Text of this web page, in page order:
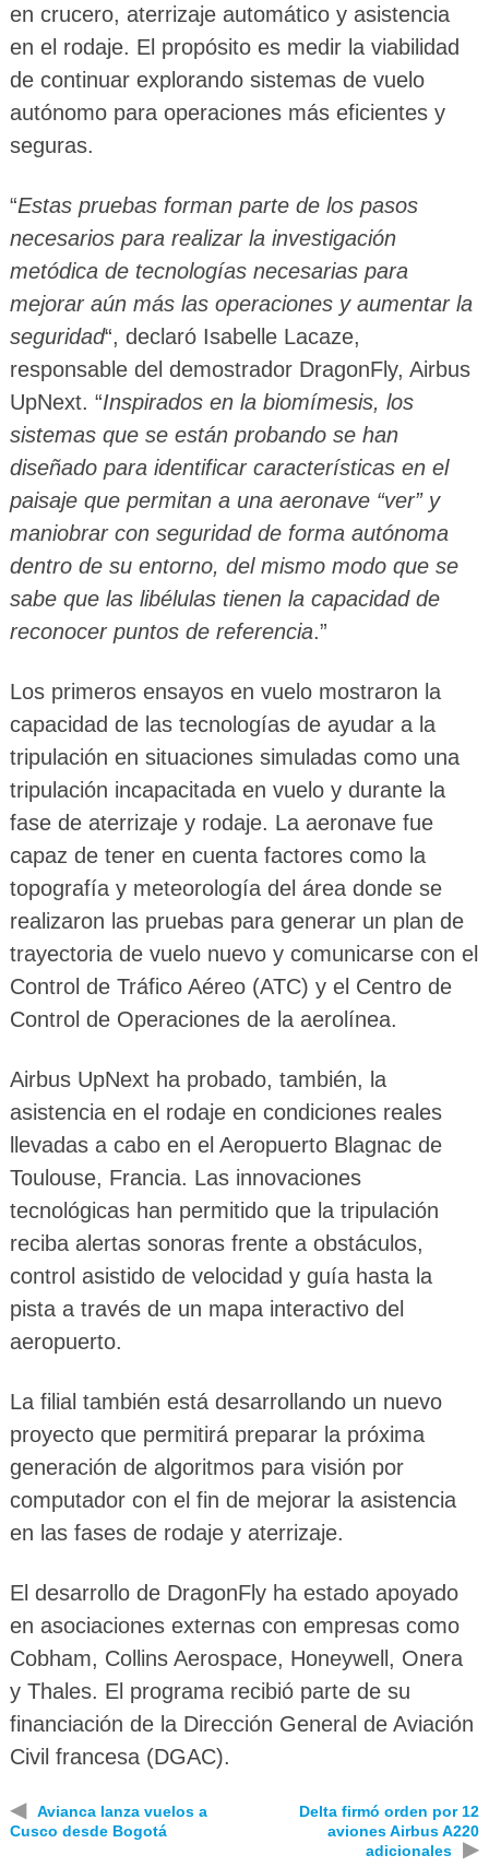
en crucero, aterrizaje automático y asistencia
en el rodaje. El propósito es medir la viabilidad
de continuar explorando sistemas de vuelo
autónomo para operaciones más eficientes y
seguras.
“Estas pruebas forman parte de los pasos
necesarios para realizar la investigación
metódica de tecnologías necesarias para
mejorar aún más las operaciones y aumentar la
seguridad“, declaró Isabelle Lacaze,
responsable del demostrador DragonFly, Airbus
UpNext. “Inspirados en la biomímesis, los
sistemas que se están probando se han
diseñado para identificar características en el
paisaje que permitan a una aeronave “ver” y
maniobrar con seguridad de forma autónoma
dentro de su entorno, del mismo modo que se
sabe que las libélulas tienen la capacidad de
reconocer puntos de referencia.”
Los primeros ensayos en vuelo mostraron la
capacidad de las tecnologías de ayudar a la
tripulación en situaciones simuladas como una
tripulación incapacitada en vuelo y durante la
fase de aterrizaje y rodaje. La aeronave fue
capaz de tener en cuenta factores como la
topografía y meteorología del área donde se
realizaron las pruebas para generar un plan de
trayectoria de vuelo nuevo y comunicarse con el
Control de Tráfico Aéreo (ATC) y el Centro de
Control de Operaciones de la aerolínea.
Airbus UpNext ha probado, también, la
asistencia en el rodaje en condiciones reales
llevadas a cabo en el Aeropuerto Blagnac de
Toulouse, Francia. Las innovaciones
tecnológicas han permitido que la tripulación
reciba alertas sonoras frente a obstáculos,
control asistido de velocidad y guía hasta la
pista a través de un mapa interactivo del
aeropuerto.
La filial también está desarrollando un nuevo
proyecto que permitirá preparar la próxima
generación de algoritmos para visión por
computador con el fin de mejorar la asistencia
en las fases de rodaje y aterrizaje.
El desarrollo de DragonFly ha estado apoyado
en asociaciones externas con empresas como
Cobham, Collins Aerospace, Honeywell, Onera
y Thales. El programa recibió parte de su
financiación de la Dirección General de Aviación
Civil francesa (DGAC).
◀
Avianca lanza vuelos a
Cusco desde Bogotá
Delta firmó orden por 12
aviones Airbus A220
adicionales
▶